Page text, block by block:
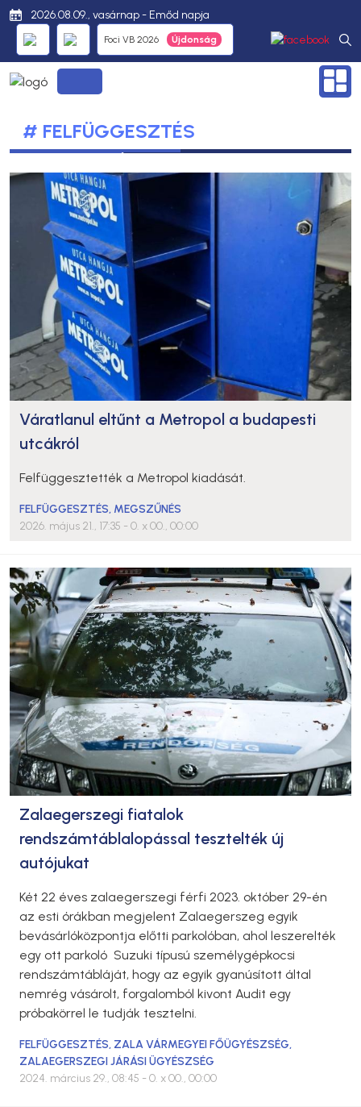
2026.08.09., vasárnap - Emőd napja
Foci VB 2026
# FELFÜGGESZTÉS
Váratlanul eltűnt a Metropol a budapesti
utcákról
Felfüggesztették a Metropol kiadását.
FELFÜGGESZTÉS, MEGSZŰNÉS
2026. május 21., 17:35 - 0. x 00., 00:00
Zalaegerszegi fiatalok
rendszámtáblalopással tesztelték új
autójukat
Két 22 éves zalaegerszegi férfi 2023. október 29-én
az esti órákban megjelent Zalaegerszeg egyik
bevásárlóközpontja előtti parkolóban, ahol leszerelték
egy ott parkoló Suzuki típusú személygépkocsi
rendszámtábláját, hogy az egyik gyanúsított által
nemrég vásárolt, forgalomból kivont Audit egy
próbakörrel le tudják tesztelni.
FELFÜGGESZTÉS, ZALA VÁRMEGYEI FŐÜGYÉSZSÉG,
ZALAEGERSZEGI JÁRÁSI ÜGYÉSZSÉG
2024. március 29., 08:45 - 0. x 00., 00:00